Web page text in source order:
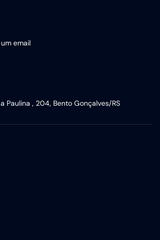
email
Paulina , 204, Bento Gonçalves/RS